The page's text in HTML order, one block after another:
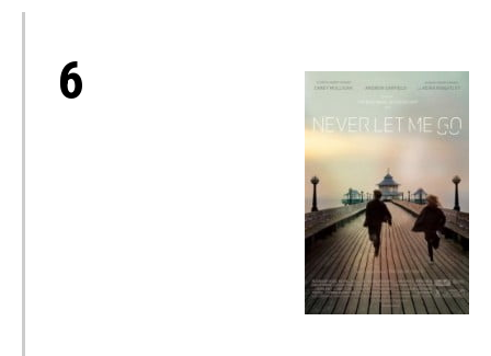
6